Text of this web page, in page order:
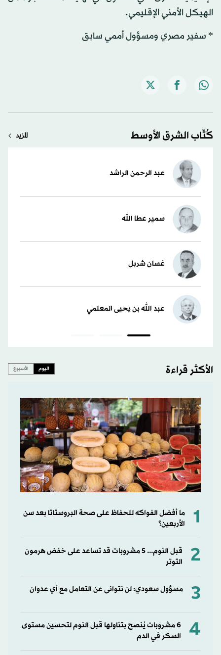
الهيكل الأمني الإقليمي.
* سفير مصري ومسؤول أممي سابق
كُتّاب الشرق الأوسط المزيد
عبد الرحمن الراشد
سمير عطا الله
غسان شربل
عبد الله بن يحيى المعلمي
الأكثر قراءة اليوم الأسبوع
1
ما أفضل الفواكه للحفاظ على صحة البروستاتا بعد سن
الأربعين؟
2
قبل النوم... 5 مشروبات قد تساعد على خفض هرمون
التوتر
3 مسؤول سعودي: لن نتوانى عن التعامل مع أي عدوان
4
6 مشروبات يُنصح بتناولها قبل النوم لتحسين مستوى
السكر في الدم